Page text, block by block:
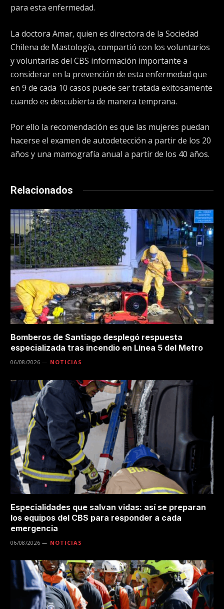
para esta enfermedad.
La doctora Amar, quien es directora de la Sociedad
Chilena de Mastología, compartió con los voluntarios
y voluntarias del CBS información importante a
considerar en la prevención de esta enfermedad que
en 9 de cada 10 casos puede ser tratada exitosamente
cuando es descubierta de manera temprana.
Por ello la recomendación es que las mujeres puedan
hacerse el examen de autodetección a partir de los 20
años y una mamografía anual a partir de los 40 años.
Relacionados
Bomberos de Santiago desplegó respuesta
especializada tras incendio en Línea 5 del Metro
06/08/2026 NOTICIAS
Especialidades que salvan vidas: así se preparan
los equipos del CBS para responder a cada
emergencia
06/08/2026 NOTICIAS